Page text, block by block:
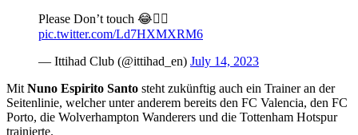
Please Don’t touch 😂✋🏼
pic.twitter.com/Ld7HXMXRM6
— Ittihad Club (@ittihad_en) July 14, 2023
Mit Nuno Espirito Santo steht zukünftig auch ein Trainer an der
Seitenlinie, welcher unter anderem bereits den FC Valencia, den FC
Porto, die Wolverhampton Wanderers und die Tottenham Hotspur
trainierte.